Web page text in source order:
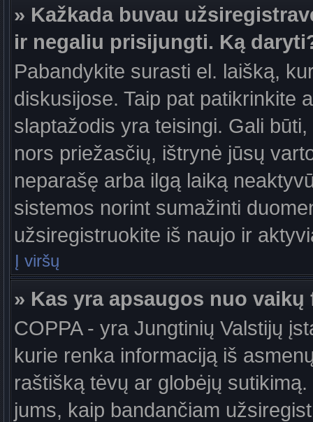
» Kažkada buvau
ir negaliu prisijungti. Ką
Pabandykite surasti el. laišką,
diskusijose. Taip pat patikrinkite
slaptažodis yra teisingi. Gali
nors priežasčių, ištrynė jūsų
neparašę arba ilgą laiką
sistemos norint sumažinti
užsiregistruokite iš naujo ir
Į viršų
» Kas yra apsaugos nuo vaikų
COPPA - yra Jungtinių Valstijų
kurie renka informaciją iš
raštišką tėvų ar globėjų
jums, kaip bandančiam